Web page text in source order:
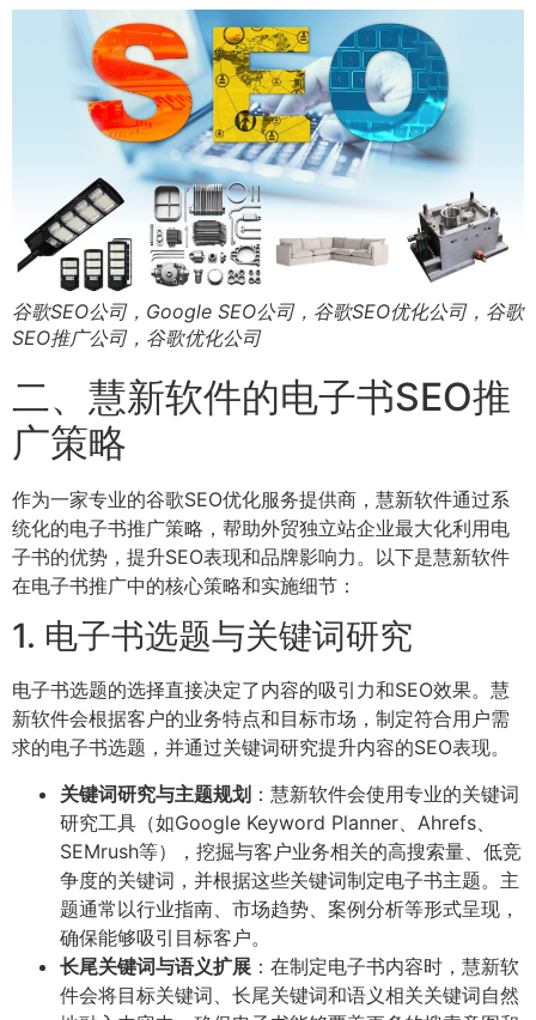
谷歌SEO公司，Google SEO公司，谷歌SEO优化公司，谷歌
SEO推广公司，谷歌优化公司
二、慧新软件的电子书SEO推
广策略
作为一家专业的谷歌SEO优化服务提供商，慧新软件通过系
统化的电子书推广策略，帮助外贸独立站企业最大化利用电
子书的优势，提升SEO表现和品牌影响力。以下是慧新软件
在电子书推广中的核心策略和实施细节：
1. 电子书选题与关键词研究
电子书选题的选择直接决定了内容的吸引力和SEO效果。慧
新软件会根据客户的业务特点和目标市场，制定符合用户需
求的电子书选题，并通过关键词研究提升内容的SEO表现。
关键词研究与主题规划 ：慧新软件会使用专业的关键词
研究工具（如Google Keyword Planner、Ahrefs、
SEMrush等），挖掘与客户业务相关的高搜索量、低竞
争度的关键词，并根据这些关键词制定电子书主题。主
题通常以行业指南、市场趋势、案例分析等形式呈现，
确保能够吸引目标客户。
长尾关键词与语义扩展 ：在制定电子书内容时，慧新软
件会将目标关键词、长尾关键词和语义相关关键词自然